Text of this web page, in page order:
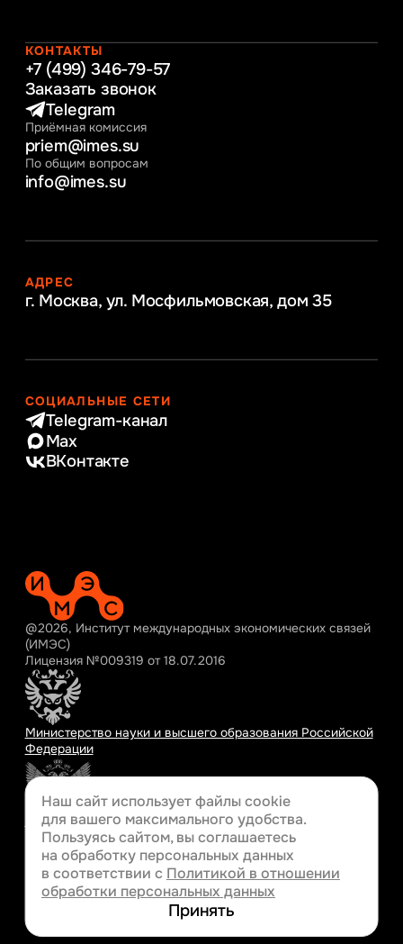
Интернет-маркетинг
КОНТАКТЫ
+7 (499) 346-79-57
Заказать звонок
Telegram
Приёмная комиссия
priem@imes.su
По общим вопросам
info@imes.su
АДРЕС
г. Москва, ул. Мосфильмовская, дом 35
СОЦИАЛЬНЫЕ СЕТИ
Telegram-канал
Max
ВКонтакте
@2026, Институт международных экономических связей
(ИМЭС)
Лицензия №009319 от 18.07.2016
Министерство науки и высшего образования Российской
Федерации
Министерство просвещения Российской Федерации
Разработка сайта
Наш сайт использует файлы cookie
для вашего максимального удобства.
Пользуясь сайтом, вы соглашаетесь
на обработку персональных данных
в соответствии с Политикой в отношении
обработки персональных данных
Принять